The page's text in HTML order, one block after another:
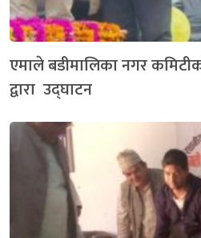
एमाले बडीमालिका नगर
द्वारा उद्घाटन